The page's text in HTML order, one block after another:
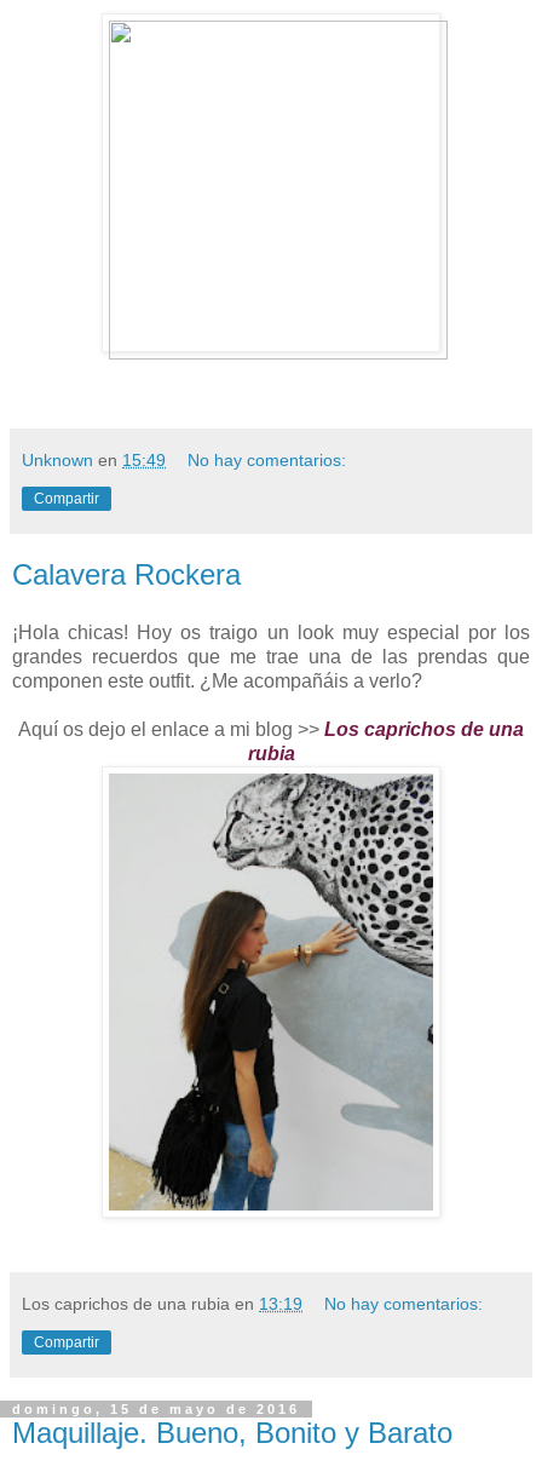
Unknown en 15:49 No hay comentarios:
Compartir
Calavera Rockera
¡Hola chicas! Hoy os traigo un look muy especial por los
grandes recuerdos que me trae una de las prendas que
componen este outfit. ¿Me acompañáis a verlo?
Aquí os dejo el enlace a mi blog >> Los caprichos de una
rubia
Los caprichos de una rubia en 13:19 No hay comentarios:
Compartir
domingo, 15 de mayo de 2016
Maquillaje. Bueno, Bonito y Barato